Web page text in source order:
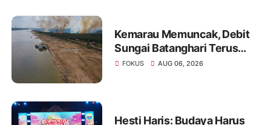
Kemarau Memuncak, Debit
Sungai Batanghari Terus
Menyusut, Jambi Hadapi
FOKUS AUG 06, 2026
Hesti Haris: Budaya Harus